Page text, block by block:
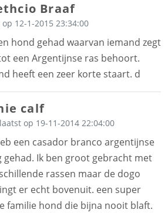
Braaf
12-1-2015 23:34:00
hond gehad waarvan iemand zegt
een Argentijnse ras behoort.
heeft een zeer korte staart. d
calf
op 19-11-2014 22:04:00
een casador branco argentijnse
gehad. Ik ben groot gebracht met
rassen maar de dogo
er echt bovenuit. een super
familie hond die bijna nooit blaft.